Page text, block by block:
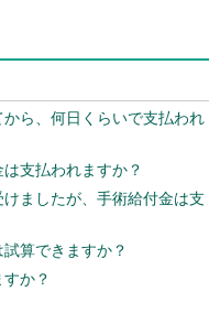
ら、何日くらいで支払われ
支払われますか？
ましたが、手術給付金は支
算できますか？
か？